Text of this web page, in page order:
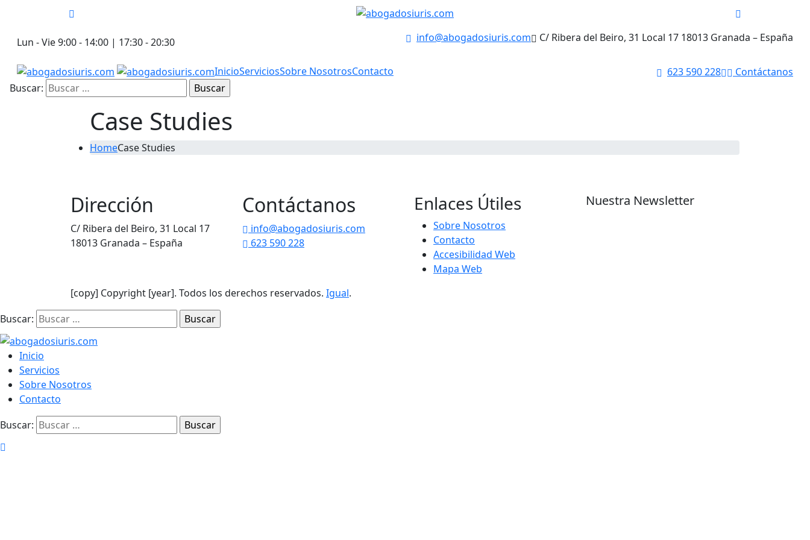
Lun - Vie 9:00 - 14:00 | 17:30 - 20:30 info@abogadosiuris.com C/ Ribera del Beiro, 31 Local 17 18013 Granada – España
InicioServiciosSobre NosotrosContacto 623 590 228
Contáctanos
Buscar:
Case Studies
HomeCase Studies
Dirección
C/ Ribera del Beiro, 31 Local 17
18013 Granada – España
Contáctanos
info@abogadosiuris.com
623 590 228
Enlaces Útiles
Sobre Nosotros
Contacto
Accesibilidad Web
Mapa Web
Nuestra Newsletter
[copy] Copyright [year]. Todos los derechos reservados. Igual.
Buscar:
Inicio
Servicios
Sobre Nosotros
Contacto
Buscar: